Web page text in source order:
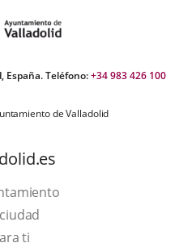
España. Teléfono:+34 983 426 100
de Valladolid
ti